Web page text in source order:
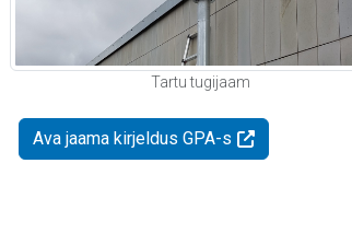
Tartu tugijaam
Ava jaama kirjeldus GPA-s